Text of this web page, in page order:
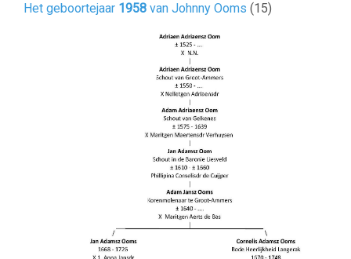
Het geboortejaar 1958 van Johnny Ooms (15)